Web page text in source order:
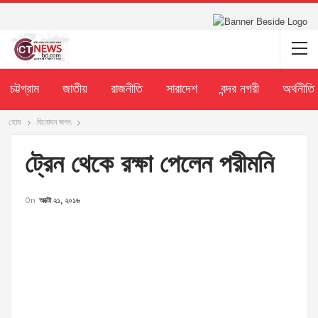
চট্টগ্রাম জাতীয় রাজনীতি সারাদেশ বন্দর নগরী অর্থনীতি
হোম বিনোদন জগৎ
ট্রেন থেকে রক্ষা পেলেন পরীমনি
On অক্টো ২১, ২০১৬